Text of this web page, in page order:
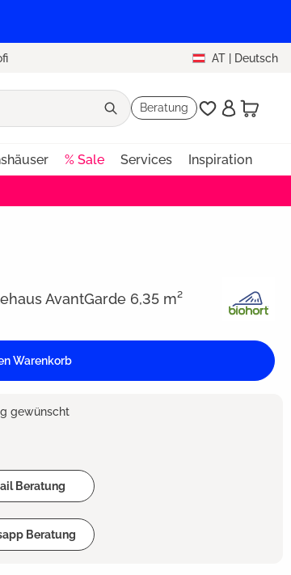
AT | Deutsch
Beratung
% Sale Services Inspiration
AvantGarde 6,35 m²
Warenkorb
gewünscht
Beratung
Beratung